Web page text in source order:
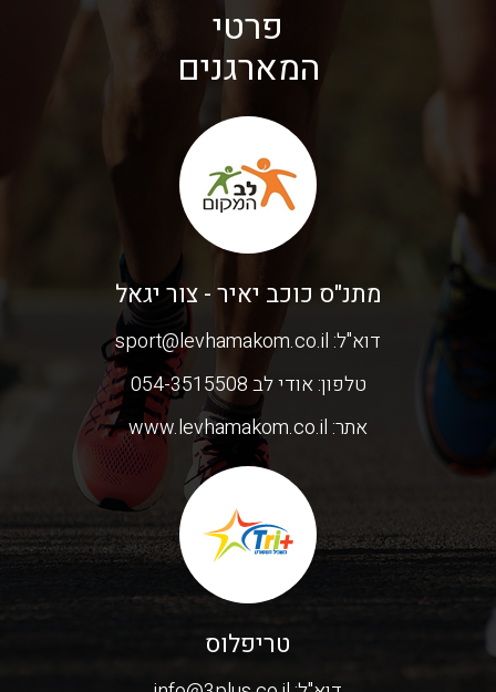
פרטי
המארגנים
מתנ"ס כוכב יאיר - צור יגאל
דוא"ל: sport@levhamakom.co.il
טלפון:אודי לב 054-3515508
אתר: www.levhamakom.co.il
טריפלוס